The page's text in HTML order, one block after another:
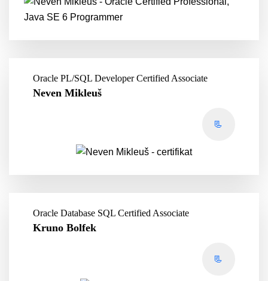
Oracle PL/SQL Developer Certified Associate
Neven Mikleuš
📃
Oracle Database SQL Certified Associate
Kruno Bolfek
📃